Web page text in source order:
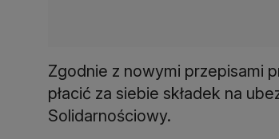
Zgodnie z nowymi przepisami
płacić za siebie składek na
Solidarnościowy.